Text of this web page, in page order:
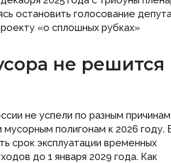
остановить голосование
«о сплошных рубках»
не решится
не успели по разным причинам
полигонам к 2026 году.
срок эксплуатации временных
до 1 января 2029 года. Как